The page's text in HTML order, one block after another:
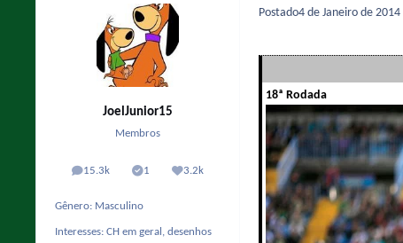
JoelJunior15
Membros
15.3k
posts 1
Solutions3.2k
Reputação
Gênero: Masculino
Interesses: CH em geral, desenhos
Postado4 de Janeiro de 2014
18ª Rodada